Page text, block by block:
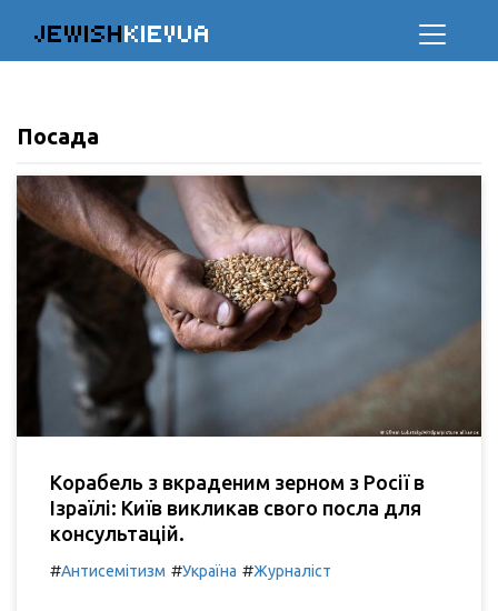
JEWISHKIEVUA
Посада
Корабель з вкраденим зерном з Росії в
Ізраїлі: Київ викликав свого посла для
консультацій.
#Антисемітизм #Україна #Журналіст